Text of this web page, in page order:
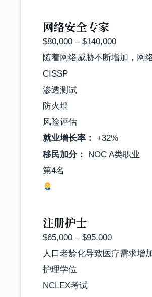
网络安全专家
$80,000 – $140,000
随着网络威胁不断增加，网
CISSP
渗透测试
防火墙
风险评估
就业增长率： +32%
移民加分：
NOC A类职业
第4名
注册护士
$65,000 – $95,000
人口老龄化导致医疗需求增
护理学位
NCLEX考试